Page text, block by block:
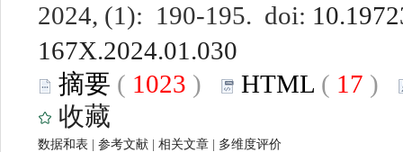
2024, (1): 190-195. doi:
167X.2024.01.030
摘要 ( 1023 ) HTML ( 17 )
收藏
数据和表 | 参考文献 | 相关文章 | 多维度评价